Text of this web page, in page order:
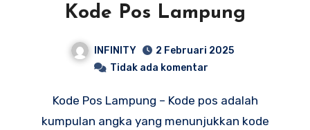
Kode Pos Lampung
INFINITY
2 Februari 2025
Tidak ada komentar
Kode Pos Lampung – Kode pos adalah
kumpulan angka yang menunjukkan kode